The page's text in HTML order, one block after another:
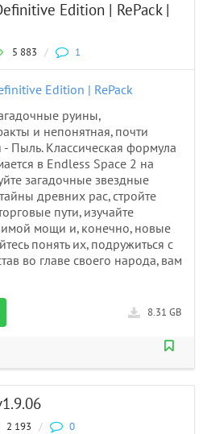
Edition | RePack |
5 883 / 1
руины,
и непонятная, почти
Пыль. Классическая формула
в Endless Space 2 на
загадочные звездные
древних рас, стройте
пути, изучайте
мощи и, конечно, новые
понять их, подружиться с
во главе своего народа, вам
8.31 GB
2 193 / 0